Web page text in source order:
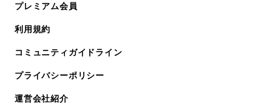
プレミアム会員
利用規約
コミュニティガイドライン
プライバシーポリシー
運営会社紹介